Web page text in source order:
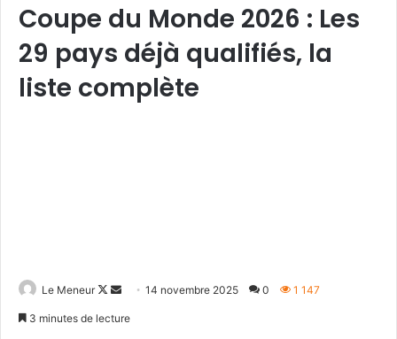
Coupe du Monde 2026 : Les
29 pays déjà qualifiés, la
liste complète
Le Meneur
Follow
Envoyer14 novembre 2025 0 1 147
3 minutes de lecture